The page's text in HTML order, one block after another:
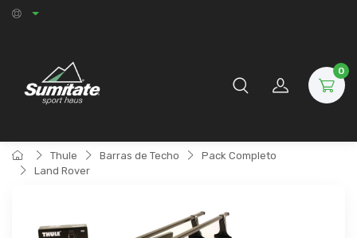
0
Thule Barras de Techo
Pack Completo
Land Rover